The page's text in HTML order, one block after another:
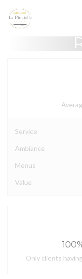
Personalizing your
Service
Ambiance
Menus
Value
Only clients